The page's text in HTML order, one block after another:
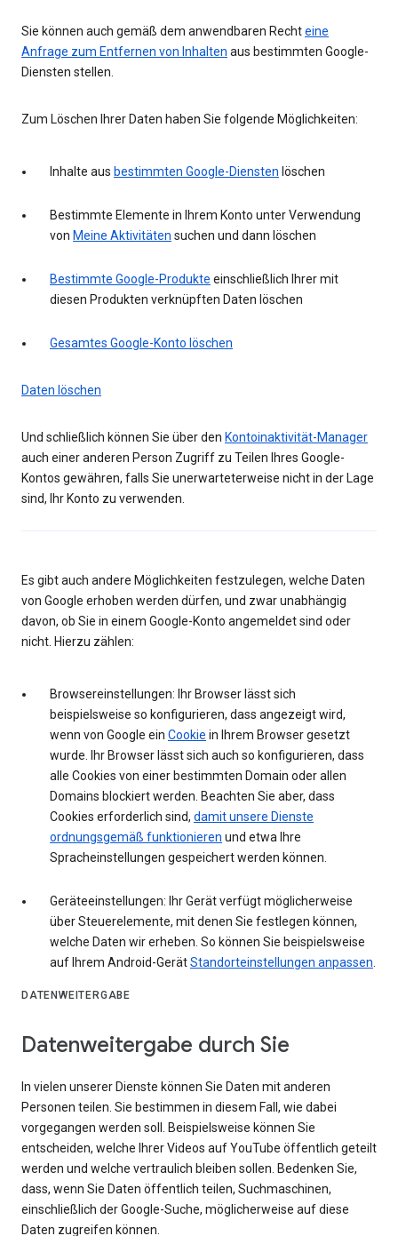
Sie können auch gemäß dem anwendbaren Rechteine
Anfrage zum Entfernen von Inhalten aus bestimmten Google-
Diensten stellen.
Zum Löschen Ihrer Daten haben Sie folgende Möglichkeiten:
Inhalte aus bestimmten Google-Diensten löschen
Bestimmte Elemente in Ihrem Konto unter Verwendung
von Meine Aktivitäten suchen und dann löschen
Bestimmte Google-Produkte einschließlich Ihrer mit
diesen Produkten verknüpften Daten löschen
Gesamtes Google-Konto löschen
Daten löschen
Und schließlich können Sie über den Kontoinaktivität-Manager
auch einer anderen Person Zugriff zu Teilen Ihres Google-
Kontos gewähren, falls Sie unerwarteterweise nicht in der Lage
sind, Ihr Konto zu verwenden.
Es gibt auch andere Möglichkeiten festzulegen, welche Daten
von Google erhoben werden dürfen, und zwar unabhängig
davon, ob Sie in einem Google-Konto angemeldet sind oder
nicht. Hierzu zählen:
Browsereinstellungen: Ihr Browser lässt sich
beispielsweise so konfigurieren, dass angezeigt wird,
wenn von Google ein Cookie in Ihrem Browser gesetzt
wurde. Ihr Browser lässt sich auch so konfigurieren, dass
alle Cookies von einer bestimmten Domain oder allen
Domains blockiert werden. Beachten Sie aber, dass
Cookies erforderlich sind, damit unsere Dienste
ordnungsgemäß funktionieren und etwa Ihre
Spracheinstellungen gespeichert werden können.
Geräteeinstellungen: Ihr Gerät verfügt möglicherweise
über Steuerelemente, mit denen Sie festlegen können,
welche Daten wir erheben. So können Sie beispielsweise
auf Ihrem Android-GerätStandorteinstellungen anpassen
DATENWEITERGABE
Datenweitergabe durch Sie
In vielen unserer Dienste können Sie Daten mit anderen
Personen teilen. Sie bestimmen in diesem Fall, wie dabei
vorgegangen werden soll. Beispielsweise können Sie
entscheiden, welche Ihrer Videos auf YouTube öffentlich geteilt
werden und welche vertraulich bleiben sollen. Bedenken Sie,
dass, wenn Sie Daten öffentlich teilen, Suchmaschinen,
einschließlich der Google-Suche, möglicherweise auf diese
Daten zugreifen können.